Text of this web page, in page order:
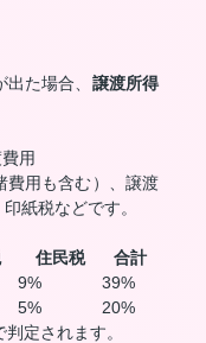
た場合、 譲渡所得
用
費用も含む）、譲渡
紙税などです。
住民税
合計
9%
39%
5%
20%
定されます。